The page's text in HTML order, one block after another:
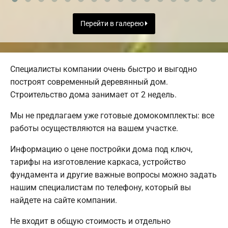
Перейти в галерею
Специалисты компании очень быстро и выгодно
построят современный деревянный дом.
Строительство дома занимает от 2 недель.
Мы не предлагаем уже готовые домокомплекты: все
работы осуществляются на вашем участке.
Информацию о цене постройки дома под ключ,
тарифы на изготовление каркаса, устройство
фундамента и другие важные вопросы можно задать
нашим специалистам по телефону, который вы
найдете на сайте компании.
Не входит в общую стоимость и отдельно